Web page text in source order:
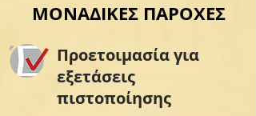
ΜΟΝΑΔΙΚΕΣ ΠΑΡΟΧΕΣ
Προετοιμασία για
εξετάσεις
πιστοποίησης